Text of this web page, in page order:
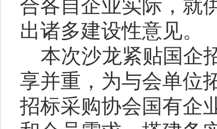
合各自企业实际，就
出诸多建设性意见。
本次沙龙紧贴国企
享并重，为与会单位
招标采购协会国有企